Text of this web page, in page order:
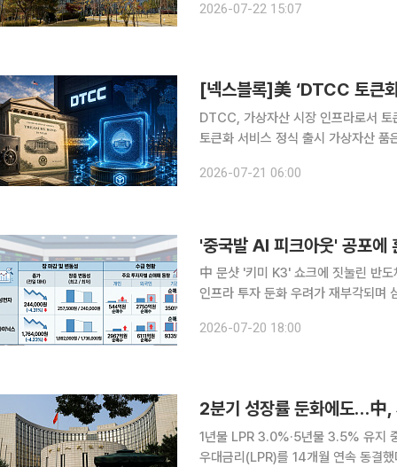
관을 포함할 경우 전주에 사무소가
2026-07-22 15:07
[넥스블록]美 ‘DTCC 토큰
DTCC, 가상자산 시장 인프라로서 토
토큰화 서비스 정식 출시 가상자산 품은 미국
해소와 고객 수요의 구조적 변화에 기
2026-07-21 06:00
'중국발 AI 피크아웃' 공포
中 문샷 '키미 K3' 쇼크에 짓눌린 반도체삼
인프라 투자 둔화 우려가 재부각되며
악화로 이어질 수 있다는 불안감이 투
2026-07-20 18:00
2분기 성장률 둔화에도…中,
1년물 LPR 3.0%·5년물 3.5% 유지 중국 중앙은행인 인민은행(PBOC)이 사실상 기준금리인 대출
우대금리(LPR)를 14개월 연속 동결했다. 20일 일본 니혼게이자이신문(닛케이)에 따르면